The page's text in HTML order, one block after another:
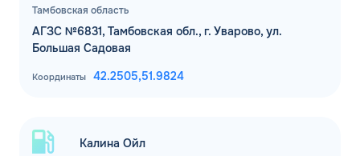
Тамбовская область
АГЗС №6831, Тамбовская обл., г. Уварово, ул.
Большая Садовая
Координаты 42.2505,51.9824
Калина Ойл